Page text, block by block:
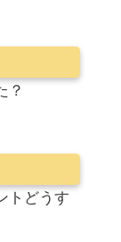
？
トどうす